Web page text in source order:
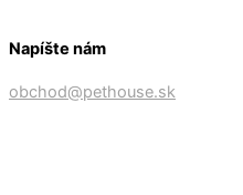
Napíšte nám
obchod@pethouse.sk